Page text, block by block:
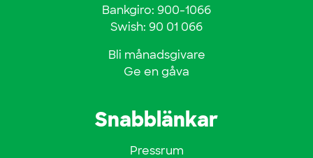
Bankgiro: 900-1066
Swish: 90 01 066
Bli månadsgivare
Ge en gåva
Snabblänkar
Pressrum